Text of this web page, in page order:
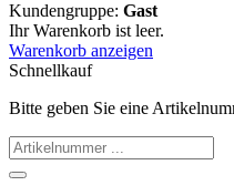
Kundengruppe: Gast
Ihr Warenkorb ist leer.
Warenkorb anzeigen
Schnellkauf
Bitte geben Sie eine